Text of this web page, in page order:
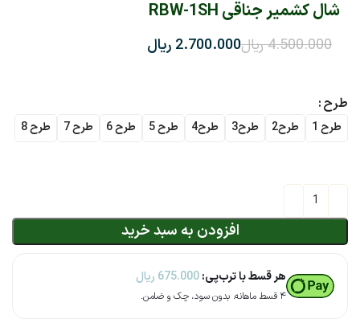
شال کشمیر جناقی RBW-1SH
4.500.000ریال2.700.000 ریال
طرح
طرح 1 طرح2 طرح3 طرح4 طرح 5 طرح 6 طرح 7 طرح 8
افزودن به سبد خرید
هر قسط با ترب‌پی:675.000 ریال
۴ قسط ماهانه. بدون سود، چک و ضامن.